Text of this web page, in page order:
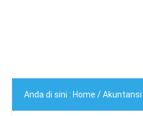
Anda di sini : Home /Akuntansi